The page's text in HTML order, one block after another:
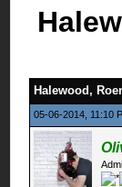
Halewood,
05-06-2014, 11:10